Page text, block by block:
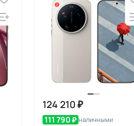
124 210 ₽
111 790 ₽ наличными